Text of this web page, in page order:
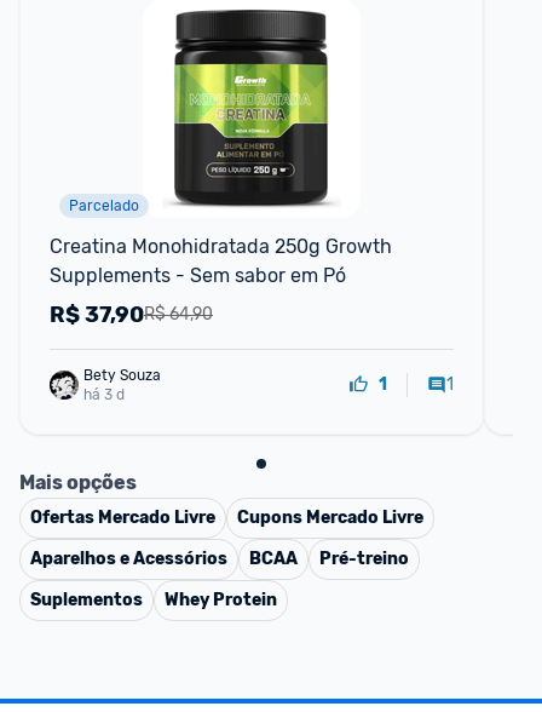
Parcelado
Creatina Monohidratada 250g Growth
Supplements - Sem sabor em Pó
R$ 64,90
R$37,90
Bety Souza
há 3 d
1 1
Mais opções
Ofertas Mercado Livre Cupons Mercado Livre
Aparelhos e Acessórios
BCAA
Pré-treino
Suplementos
Whey Protein